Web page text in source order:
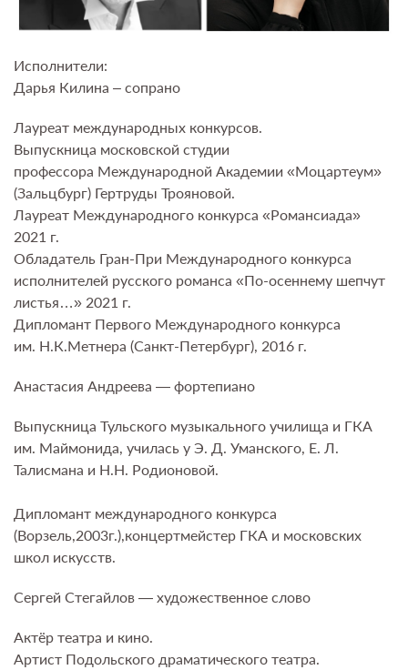
Исполнители:
Дарья Килина – сопрано
Лауреат международных конкурсов.
Выпускница московской студии
профессора Международной Академии «Моцартеум»
(Зальцбург) Гертруды Трояновой.
Лауреат Международного конкурса «Романсиада»
2021 г.
Обладатель Гран-При Международного конкурса
исполнителей русского романса «По-осеннему шепчут
листья…» 2021 г.
Дипломант Первого Международного конкурса
им. Н.К.Метнера (Санкт-Петербург), 2016 г.
Анастасия Андреева — фортепиано
Выпускница Тульского музыкального училища и ГКА
им. Маймонида, училась у Э. Д. Уманского, Е. Л.
Талисмана и Н.Н. Родионовой.
Дипломант международного конкурса
(Ворзель,2003г.),концертмейстер ГКА и московских
школ искусств.
Сергей Стегайлов — художественное слово
Актёр театра и кино.
Артист Подольского драматического театра.